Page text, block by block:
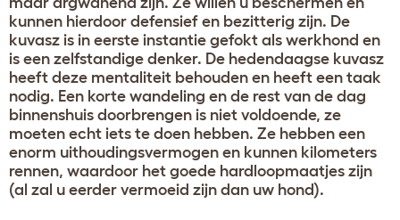
kunnen hierdoor defensief en bezitterig zijn. De
kuvasz is in eerste instantie gefokt als werkhond en
is een zelfstandige denker. De hedendaagse kuvasz
heeft deze mentaliteit behouden en heeft een taak
nodig. Een korte wandeling en de rest van de dag
binnenshuis doorbrengen is niet voldoende, ze
moeten echt iets te doen hebben. Ze hebben een
enorm uithoudingsvermogen en kunnen kilometers
rennen, waardoor het goede hardloopmaatjes zijn
(al zal u eerder vermoeid zijn dan uw hond).